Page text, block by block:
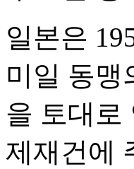
일본은
미일 동맹
을 토대로
제재건에